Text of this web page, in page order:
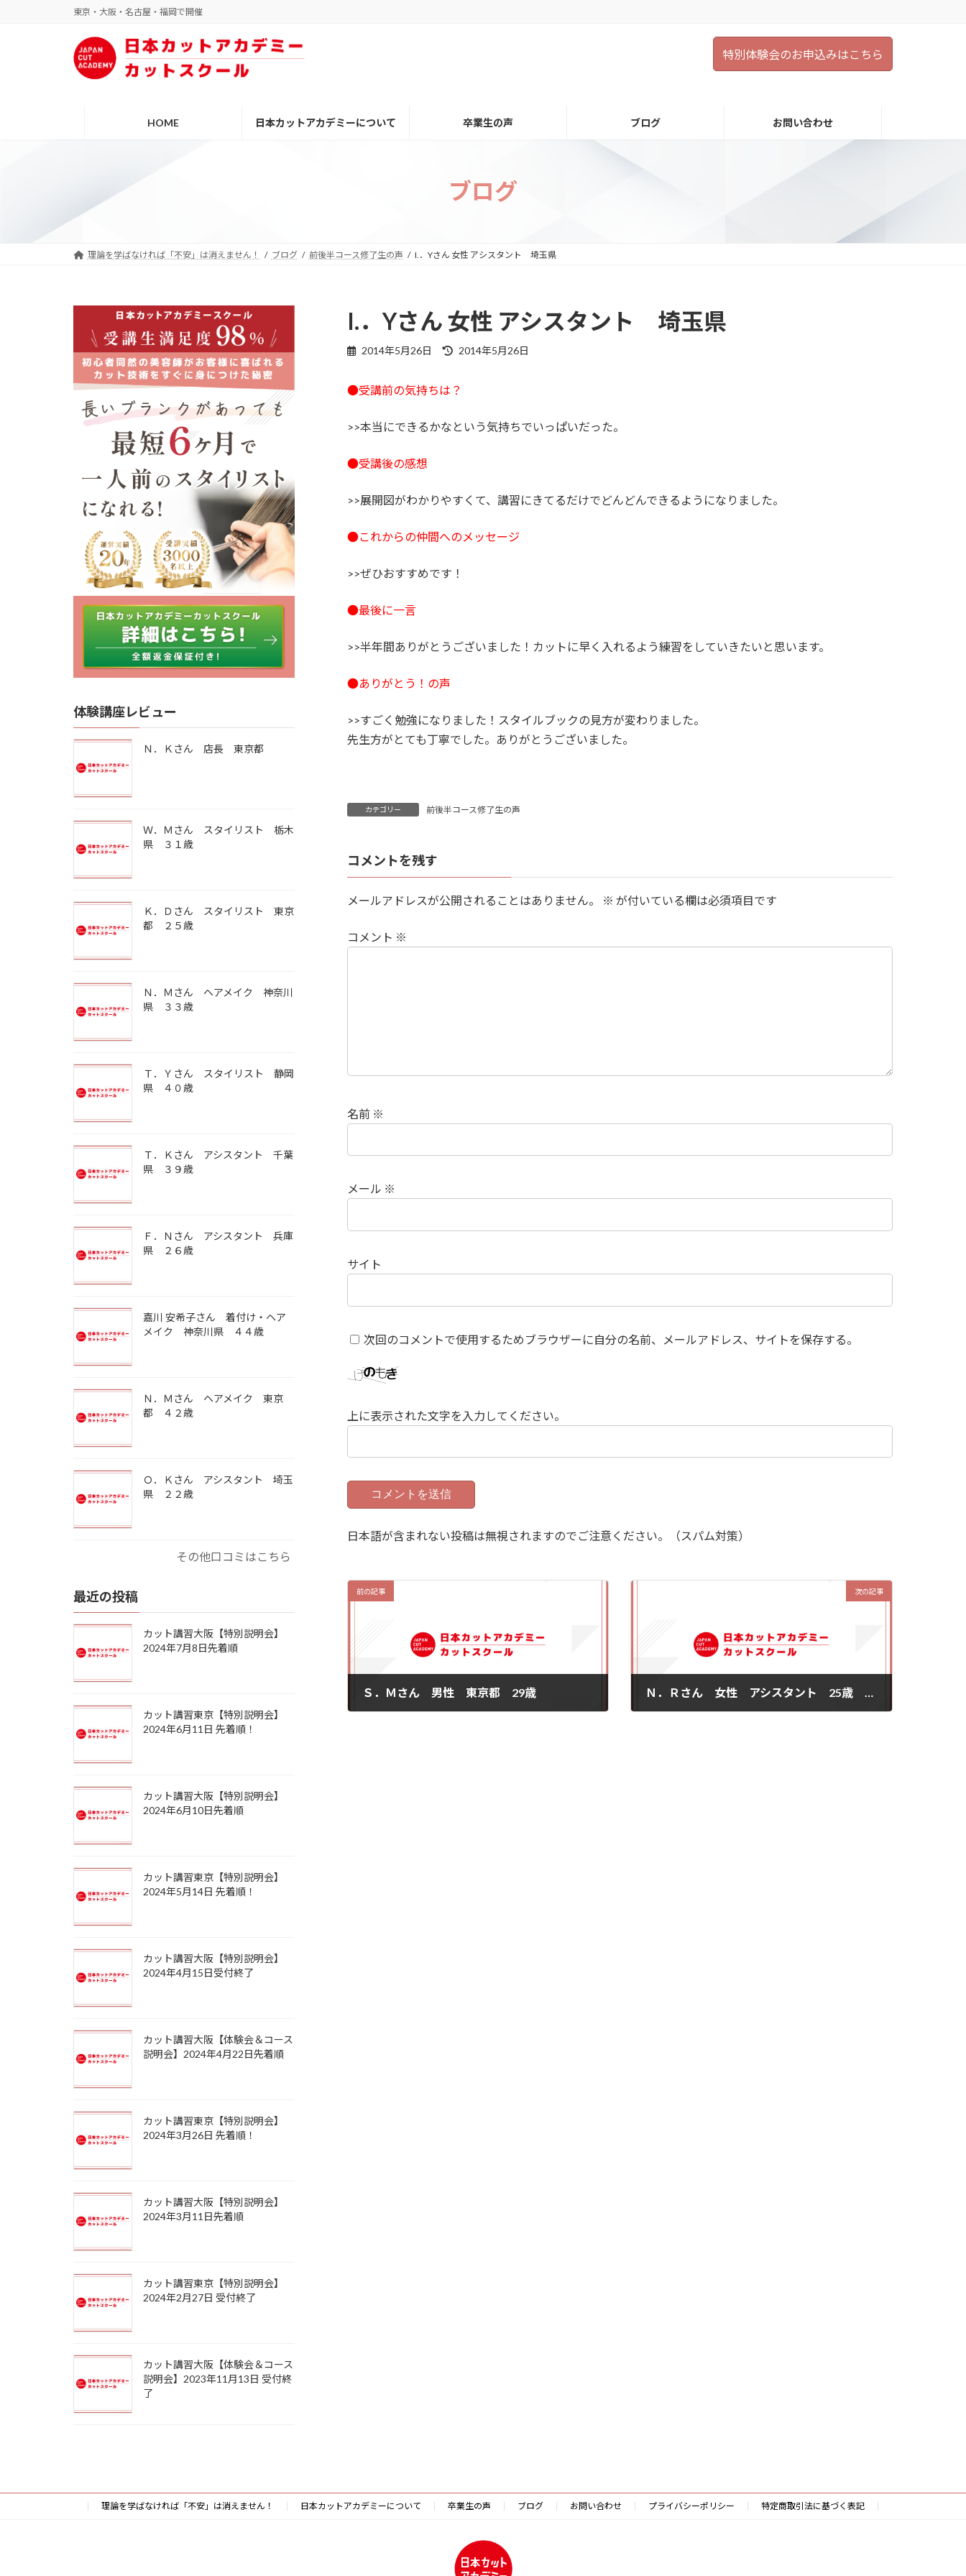
東京・大阪・名古屋・福岡で開催
特別体験会のお申込みはこちら
HOME 日本カットアカデミーについて 卒業生の声 ブログ お問い合わせ
ブログ
理論を学ばなければ「不安」は消えません！ ブログ 前後半コース修了生の声 I.．Yさん 女性 アシスタント 埼玉県
I.．Yさん 女性 アシスタント 埼玉県
2014年5月26日
最
新
時
:
2014年5月26日
●受講前の気持ちは？
>>本当にできるかなという気持ちでいっぱいだった。
●受講後の感想
>>展開図がわかりやすくて、講習にきてるだけでどんどんできるようになりました。
●これからの仲間へのメッセージ
>>ぜひおすすめです！
●最後に一言
>>半年間ありがとうございました！カットに早く入れるよう練習をしていきたいと思います。
●ありがとう！の声
>>すごく勉強になりました！スタイルブックの見方が変わりました。
先生方がとても丁寧でした。ありがとうございました。
カテゴリー 前後半コース修了生の声
コメントを残す
メールアドレスが公開されることはありません。 ※ が付いている欄は必須項目です
コメント ※
名前 ※
メール ※
サイト
次回のコメントで使用するためブラウザーに自分の名前、メールアドレス、サイトを保存する。
上に表示された文字を入力してください。
日本語が含まれない投稿は無視されますのでご注意ください。（スパム対策）
前の記事
Ｓ．Ｍさん 男性 東京都 29歳
次の記事
Ｎ．Ｒさん 女性 アシスタント 25歳 宮城県
体験講座レビュー
Ｎ．Ｋさん 店長 東京都
Ｗ．Ｍさん スタイリスト 栃木
県 ３１歳
Ｋ．Ｄさん スタイリスト 東京
都 ２５歳
Ｎ．Ｍさん ヘアメイク 神奈川
県 ３３歳
Ｔ．Ｙさん スタイリスト 静岡
県 ４０歳
Ｔ．Ｋさん アシスタント 千葉
県 ３９歳
Ｆ．Ｎさん アシスタント 兵庫
県 ２６歳
嘉川 安希子さん 着付け・ヘア
メイク 神奈川県 ４４歳
Ｎ．Ｍさん ヘアメイク 東京
都 ４２歳
Ｏ．Ｋさん アシスタント 埼玉
県 ２２歳
その他口コミはこちら
最近の投稿
カット講習大阪【特別説明会】
2024年7月8日先着順
カット講習東京【特別説明会】
2024年6月11日 先着順！
カット講習大阪【特別説明会】
2024年6月10日先着順
カット講習東京【特別説明会】
2024年5月14日 先着順！
カット講習大阪【特別説明会】
2024年4月15日受付終了
カット講習大阪【体験会＆コース
説明会】2024年4月22日先着順
カット講習東京【特別説明会】
2024年3月26日 先着順！
カット講習大阪【特別説明会】
2024年3月11日先着順
カット講習東京【特別説明会】
2024年2月27日 受付終了
カット講習大阪【体験会＆コース
説明会】2023年11月13日 受付終
了
理論を学ばなければ「不安」は消えません！ 日本カットアカデミーについて 卒業生の声 ブログ お問い合わせ プライバシーポリシー 特定商取引法に基づく表記